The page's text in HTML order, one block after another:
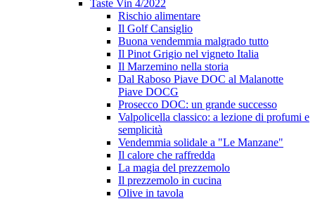
Taste Vin 4/2022
Rischio alimentare
Il Golf Cansiglio
Buona vendemmia malgrado tutto
Il Pinot Grigio nel vigneto Italia
Il Marzemino nella storia
Dal Raboso Piave DOC al Malanotte
Piave DOCG
Prosecco DOC: un grande successo
Valpolicella classico: a lezione di profumi e
semplicità
Vendemmia solidale a "Le Manzane"
Il calore che raffredda
La magia del prezzemolo
Il prezzemolo in cucina
Olive in tavola